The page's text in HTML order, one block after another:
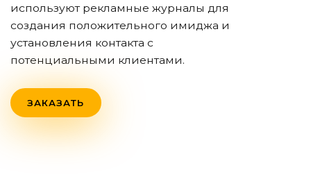
используют рекламные журналы для
создания положительного имиджа и
установления контакта с
потенциальными клиентами.
ЗАКАЗАТЬ